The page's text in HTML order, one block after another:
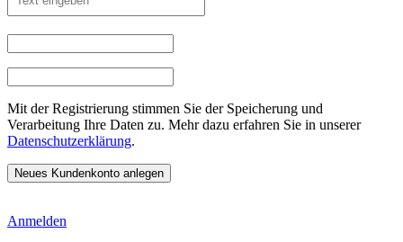
Mit der Registrierung stimmen Sie der Speicherung und
Verarbeitung Ihre Daten zu. Mehr dazu erfahren Sie in unserer
Datenschutzerklärung.
Anmelden